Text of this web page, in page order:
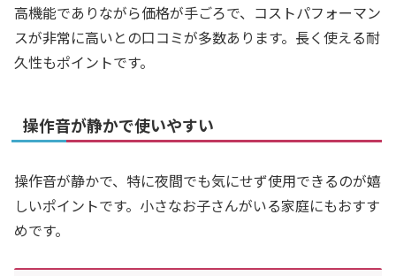
高機能でありながら価格が手ごろで、コストパフォーマン
スが非常に高いとの口コミが多数あります。長く使える耐
久性もポイントです。
操作音が静かで使いやすい
操作音が静かで、特に夜間でも気にせず使用できるのが嬉
しいポイントです。小さなお子さんがいる家庭にもおすす
めです。